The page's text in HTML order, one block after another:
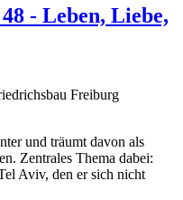
- Leben, Liebe,
Freiburg
und träumt davon als
Zentrales Thema dabei:
Aviv, den er sich nicht